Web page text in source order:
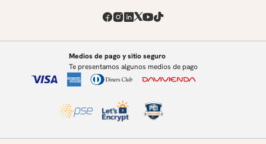
Medios de pago y sitio seguro
Te presentamos algunos medios de pago